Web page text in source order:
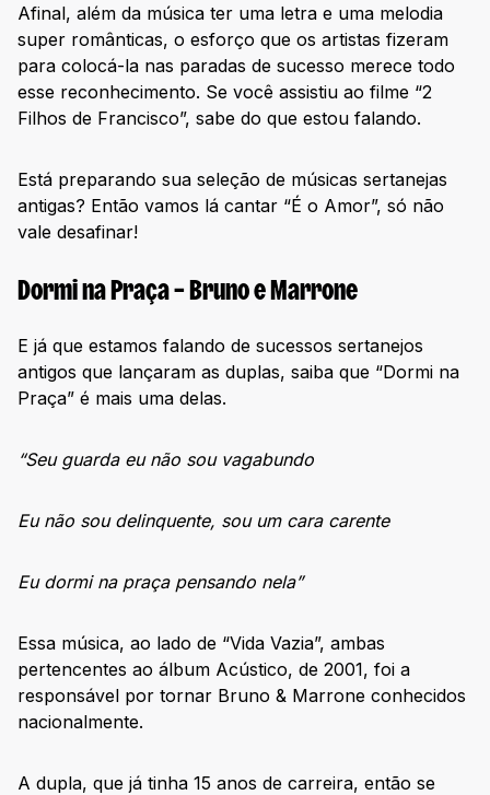
Afinal, além da música ter uma letra e uma melodia
super românticas, o esforço que os artistas fizeram
para colocá-la nas paradas de sucesso merece todo
esse reconhecimento. Se você assistiu ao filme “2
Filhos de Francisco”, sabe do que estou falando.
Está preparando sua seleção de músicas sertanejas
antigas? Então vamos lá cantar “É o Amor”, só não
vale desafinar!
Dormi na Praça – Bruno e Marrone
E já que estamos falando de sucessos sertanejos
antigos que lançaram as duplas, saiba que “Dormi na
Praça” é mais uma delas.
“Seu guarda eu não sou vagabundo
Eu não sou delinquente, sou um cara carente
Eu dormi na praça pensando nela”
Essa música, ao lado de “Vida Vazia”, ambas
pertencentes ao álbum Acústico, de 2001, foi a
responsável por tornar Bruno & Marrone conhecidos
nacionalmente.
A dupla, que já tinha 15 anos de carreira, então se